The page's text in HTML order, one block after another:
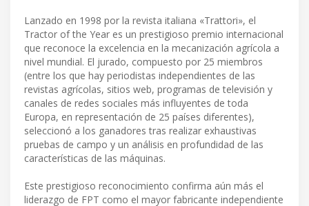
Lanzado en 1998 por la revista italiana «Trattori», el
Tractor of the Year es un prestigioso premio internacional
que reconoce la excelencia en la mecanización agrícola a
nivel mundial. El jurado, compuesto por 25 miembros
(entre los que hay periodistas independientes de las
revistas agrícolas, sitios web, programas de televisión y
canales de redes sociales más influyentes de toda
Europa, en representación de 25 países diferentes),
seleccionó a los ganadores tras realizar exhaustivas
pruebas de campo y un análisis en profundidad de las
características de las máquinas.
Este prestigioso reconocimiento confirma aún más el
liderazgo de FPT como el mayor fabricante independiente